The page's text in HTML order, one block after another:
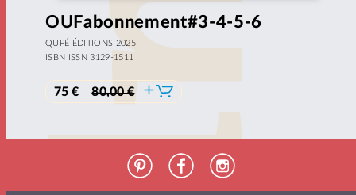
OUFabonnement#3-4-5-6
QUPÉ ÉDITIONS 2025
ISBN ISSN 3129-1511
75 € 80,00 €
PinterestFacebookInstagram